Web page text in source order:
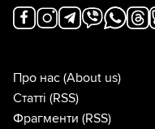
Про нас (About us)
Статті (RSS)
Фрагменти (RSS)